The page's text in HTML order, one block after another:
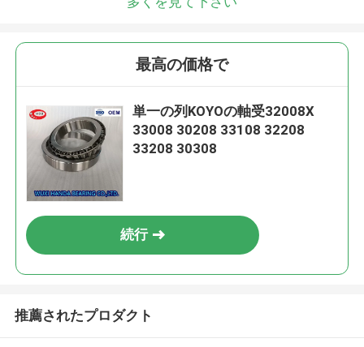
最高の価格で
単一の列KOYOの軸受32008X
33008 30208 33108 32208
33208 30308
続行
推薦されたプロダクト